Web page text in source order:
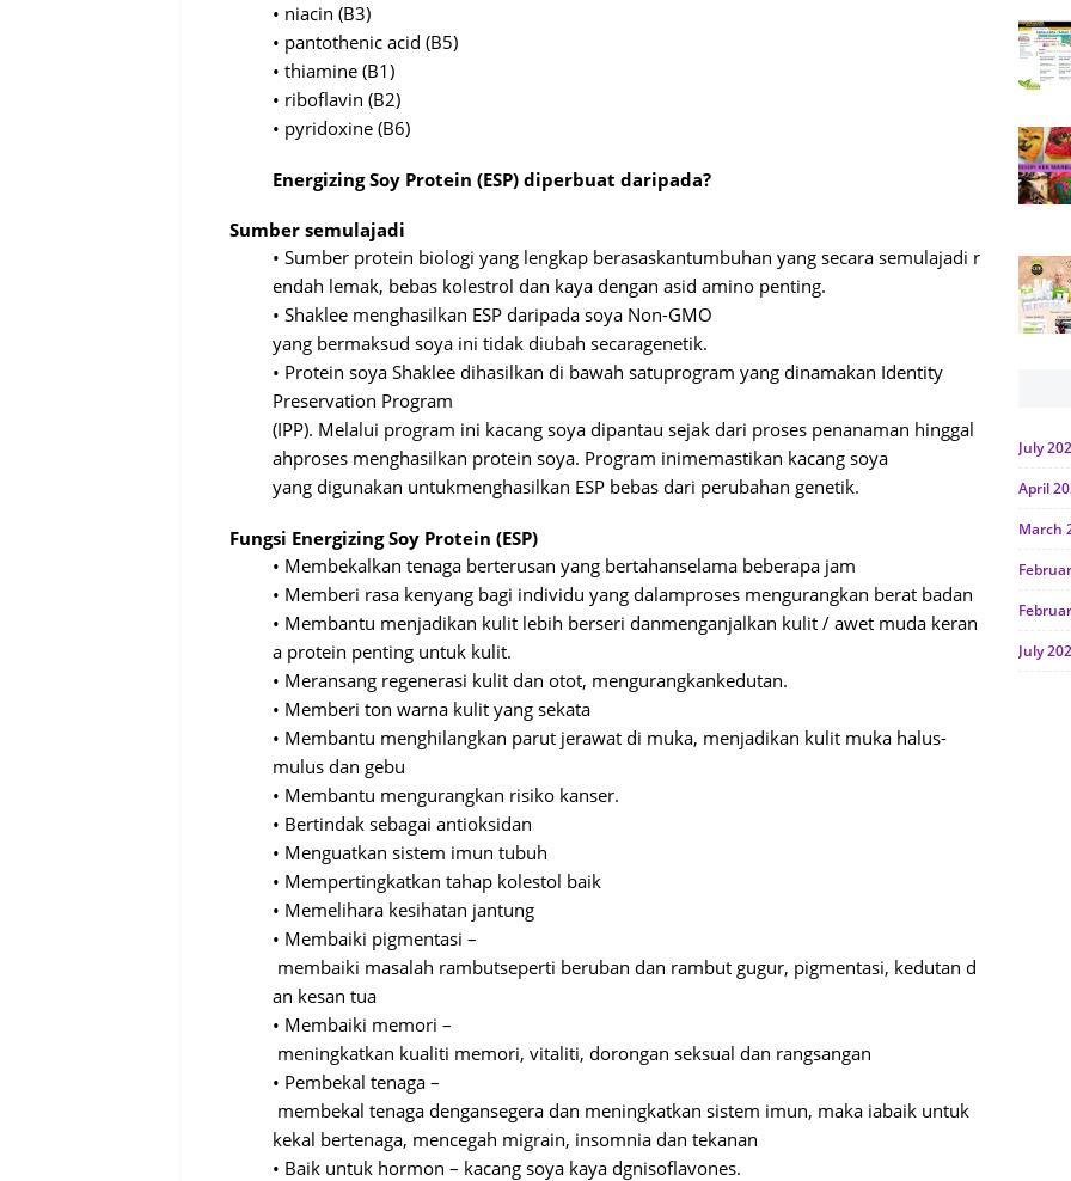
• niacin (B3)
• pantothenic acid (B5)
• thiamine (B1)
• riboflavin (B2)
• pyridoxine (B6)
Energizing Soy Protein (ESP) diperbuat daripada?
Sumber semulajadi
• Sumber protein biologi yang lengkap berasaskantumbuhan yang secara semulajadi r
endah lemak, bebas kolestrol dan kaya dengan asid amino penting.
• Shaklee menghasilkan ESP daripada soya Non-GMO
yang bermaksud soya ini tidak diubah secaragenetik.
• Protein soya Shaklee dihasilkan di bawah satuprogram yang dinamakan Identity
Preservation Program
(IPP). Melalui program ini kacang soya dipantau sejak dari proses penanaman hinggal
ahproses menghasilkan protein soya. Program inimemastikan kacang soya
yang digunakan untukmenghasilkan ESP bebas dari perubahan genetik.
Fungsi Energizing Soy Protein (ESP)
• Membekalkan tenaga berterusan yang bertahanselama beberapa jam
• Memberi rasa kenyang bagi individu yang dalamproses mengurangkan berat badan
• Membantu menjadikan kulit lebih berseri danmenganjalkan kulit / awet muda keran
a protein penting untuk kulit.
• Meransang regenerasi kulit dan otot, mengurangkankedutan.
• Memberi ton warna kulit yang sekata
• Membantu menghilangkan parut jerawat di muka, menjadikan kulit muka halus-
mulus dan gebu
• Membantu mengurangkan risiko kanser.
• Bertindak sebagai antioksidan
• Menguatkan sistem imun tubuh
• Mempertingkatkan tahap kolestol baik
• Memelihara kesihatan jantung
• Membaiki pigmentasi –
membaiki masalah rambutseperti beruban dan rambut gugur, pigmentasi, kedutan d
an kesan tua
• Membaiki memori –
meningkatkan kualiti memori, vitaliti, dorongan seksual dan rangsangan
• Pembekal tenaga –
membekal tenaga dengansegera dan meningkatkan sistem imun, maka iabaik untuk
kekal bertenaga, mencegah migrain, insomnia dan tekanan
• Baik untuk hormon – kacang soya kaya dgnisoflavones.
July
April
March
July